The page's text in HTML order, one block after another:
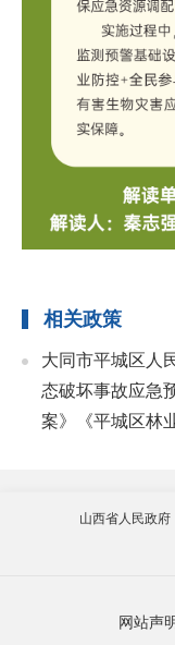
相关政策
大同市平城区人
态破坏事故应急
案》《平城区林
山西省人民政府
网站声